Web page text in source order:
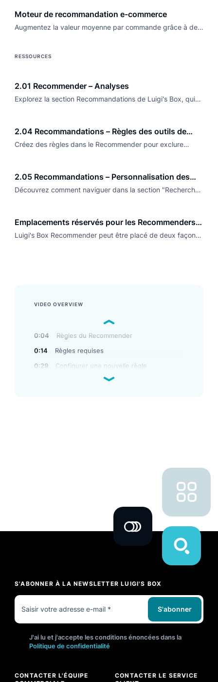
Moteur de recommandation e-commerce
Augmentez la valeur moyenne par commande grâce à des
RESSOURCES
2.01 Recommender – Analyses
Explorez la section Recommandations de Luigi's Box, qui
2.04 Recommandations – Règles des outils de
recommandation
Créez des règles dans le Recommender pour exclure
2.05 Recommandations – Personnalisation des
recommandations
Découvrez comment naviguer dans la section "Recherches
Emplacements réservés pour les Recommenders
Luigi’s Box
Luigi's Box Recommender peut être placé de deux façons
VIDEO OVERVIEW
0:04
Règles du Recommender
0:14
Règles requises
0:29
Configurer une nouvelle règle
S'ABONNER À LA NEWSLETTER LUIGI'S BOX
S'abonner
J'ai lu et j'accepte les conditions énoncées dans la
Politique de confidentialité
CONTACTER L'ÉQUIPE
CONTACTER LE SERVICE